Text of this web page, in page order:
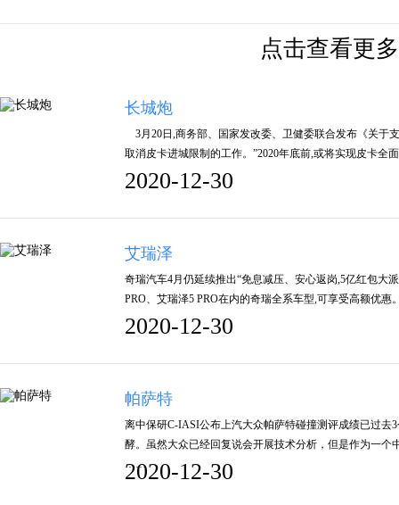
点击查看更多
长城炮
3月20日,商务部、国家发改委、卫健委联合发布《关于
取消皮卡进城限制的工作。”2020年底前,或将实现皮卡
2020-12-30
艾瑞泽
奇瑞汽车4月仍延续推出“免息减压、安心返岗,5亿红包大
PRO、艾瑞泽5 PRO在内的奇瑞全系车型,可享受高额优
2020-12-30
帕萨特
离中保研C-IASI公布上汽大众帕萨特碰撞测评成绩已过
酵。虽然大众已经回复说会开展技术分析，但是作为一
……
2020-12-30